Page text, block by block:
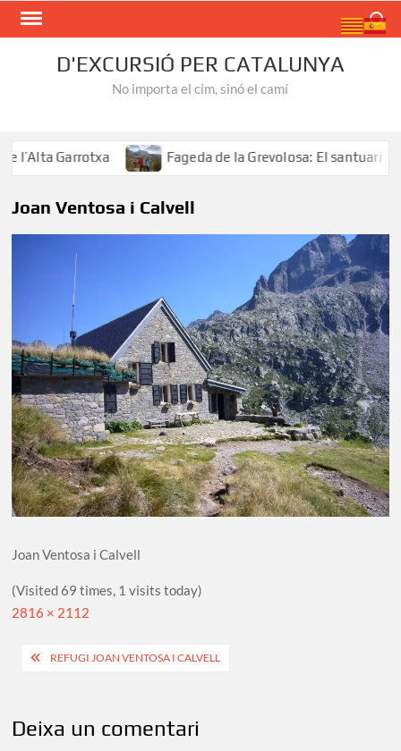
Skip
D'EXCURSIÓ PER CATALUNYA
No importa el cim, sinó el camí
Garrotxa Fageda de la Grevolosa: El santuari dels
Joan Ventosa i Calvell
Joan Ventosa i Calvell
(Visited 69 times, 1 visits today)
Full
2816 × 2112
Navegació
REFUGI JOAN VENTOSA I CALVELL
Deixa un comentari